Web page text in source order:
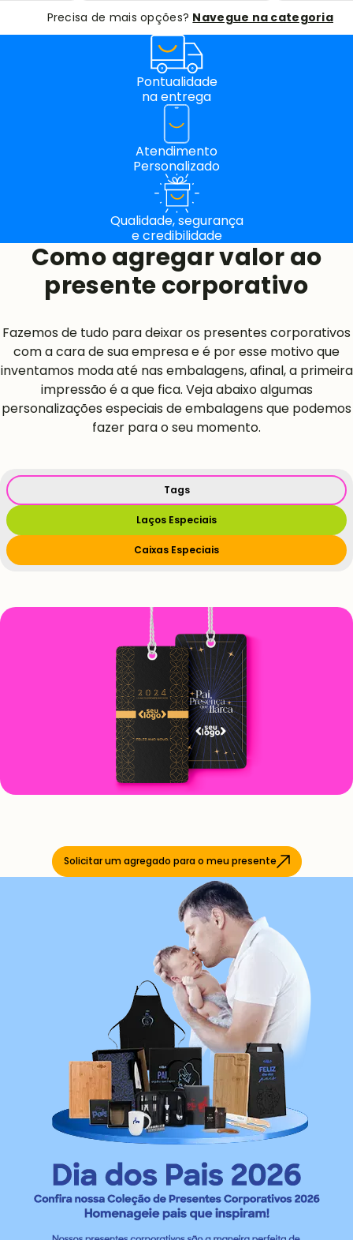
Precisa de mais opções? Navegue na categoria
Pontualidade
na entrega
Atendimento
Personalizado
Qualidade, segurança
e credibilidade
Como agregar valor ao
presente corporativo
Fazemos de tudo para deixar os presentes corporativos
com a cara de sua empresa e é por esse motivo que
inventamos moda até nas embalagens, afinal, a primeira
impressão é a que fica. Veja abaixo algumas
personalizações especiais de embalagens que podemos
fazer para o seu momento.
Tags
Laços Especiais
Caixas Especiais
Solicitar um agregado para o meu presente